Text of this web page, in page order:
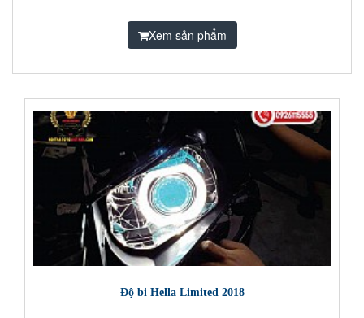
Xem sản phẩm
Độ bi Hella Limited 2018